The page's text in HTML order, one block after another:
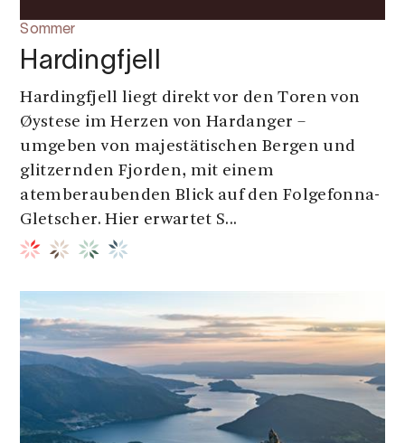
Sommer
Hardingfjell
Hardingfjell liegt direkt vor den Toren von
Øystese im Herzen von Hardanger –
umgeben von majestätischen Bergen und
glitzernden Fjorden, mit einem
atemberaubenden Blick auf den Folgefonna-
Gletscher. Hier erwartet S...